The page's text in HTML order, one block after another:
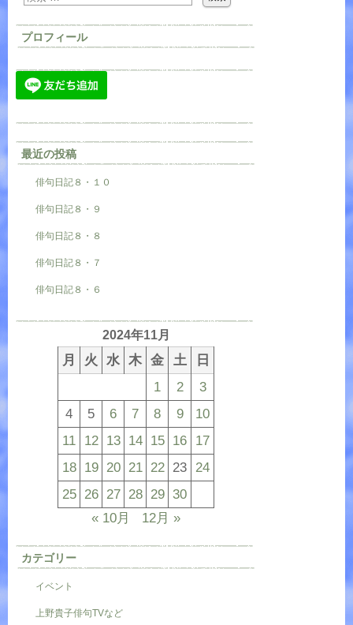
プロフィール
最近の投稿
俳句日記８・１０
俳句日記８・９
俳句日記８・８
俳句日記８・７
俳句日記８・６
2024年11月
月 火 水 木 金 土
日
1
2
3
4
5 6 7 8 9
10
11 12 13 14 15 16 17
18 19 20 21 22 23 24
25 26 27 28 29 30
« 10月
12月 »
カテゴリー
イベント
上野貴子俳句TVなど